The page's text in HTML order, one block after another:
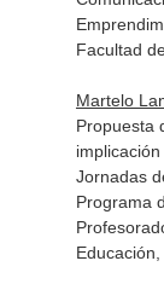
Facultad
Martelo
Propuesta
Jornadas
Programa